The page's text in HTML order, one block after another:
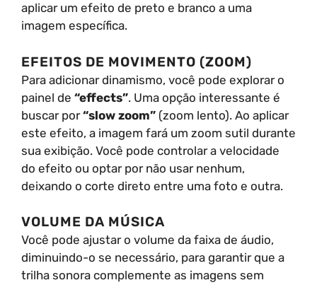
aplicar um efeito de preto e branco a uma
imagem específica.
EFEITOS DE MOVIMENTO (ZOOM)
Para adicionar dinamismo, você pode explorar o
painel de “effects”. Uma opção interessante é
buscar por“slow zoom” (zoom lento). Ao aplicar
este efeito, a imagem fará um zoom sutil durante
sua exibição. Você pode controlar a velocidade
do efeito ou optar por não usar nenhum,
deixando o corte direto entre uma foto e outra.
VOLUME DA MÚSICA
Você pode ajustar o volume da faixa de áudio,
diminuindo-o se necessário, para garantir que a
trilha sonora complemente as imagens sem